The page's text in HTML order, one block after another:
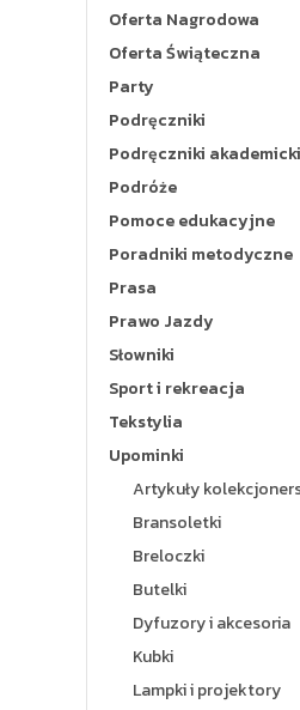
Oferta Nagrodowa
Oferta Świąteczna
Party
Podręczniki
Podręczniki
Podróże
Pomoce edukacyjne
Poradniki metodyczne
Prasa
Prawo Jazdy
Słowniki
Sport i rekreacja
Tekstylia
Upominki
Artykuły
Bransoletki
Breloczki
Butelki
Dyfuzory i akcesoria
Kubki
Lampki i projektory